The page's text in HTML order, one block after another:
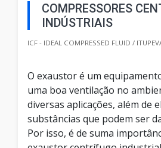
COMPRESSORES
INDÚSTRIAIS
ICF - IDEAL COMPRESSED FLUID /
O exaustor é um
uma boa ventilação no
diversas aplicações, além de
substâncias que podem ser
Por isso, é de suma